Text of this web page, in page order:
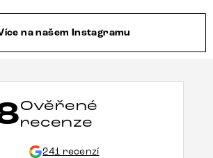
na našem Instagramu
Ověřené
recenze
241 recenzí